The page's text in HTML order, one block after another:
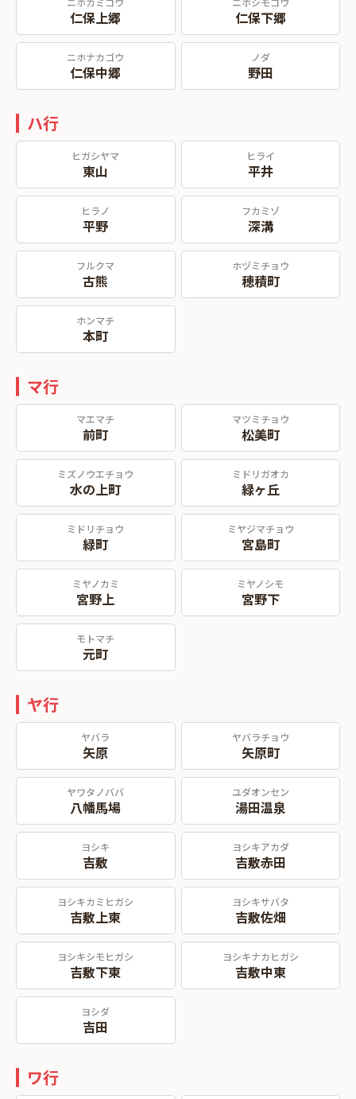
仁保上郷 仁保下郷
ニホナカゴウ
仁保中郷
ノダ
野田
ハ行
ヒガシヤマ
東山
ヒライ
平井
ヒラノ
平野
フカミゾ
深溝
フルクマ
古熊
ホヅミチョウ
穂積町
ホンマチ
本町
マ行
マエマチ
前町
マツミチョウ
松美町
ミズノウエチョウ
水の上町
ミドリガオカ
緑ヶ丘
ミドリチョウ
緑町
ミヤジマチョウ
宮島町
ミヤノカミ
宮野上
ミヤノシモ
宮野下
モトマチ
元町
ヤ行
ヤバラ
矢原
ヤバラチョウ
矢原町
ヤワタノババ
八幡馬場
ユダオンセン
湯田温泉
ヨシキ
吉敷
ヨシキアカダ
吉敷赤田
ヨシキカミヒガシ
吉敷上東
ヨシキサバタ
吉敷佐畑
ヨシキシモヒガシ
吉敷下東
ヨシキナカヒガシ
吉敷中東
ヨシダ
吉田
ワ行